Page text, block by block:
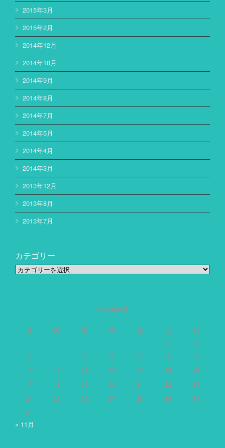
2015年3月
2015年2月
2014年12月
2014年10月
2014年9月
2014年8月
2014年7月
2014年5月
2014年4月
2014年3月
2013年12月
2013年8月
2013年7月
カテゴリー
カ
2026年8月
月 火 水 木 金 土
日
1
2
3
4 5 6 7 8
9
10
11 12 13 14 15
16
17
18 19 20 21 22
23
24
25 26 27 28 29
30
31
« 11月